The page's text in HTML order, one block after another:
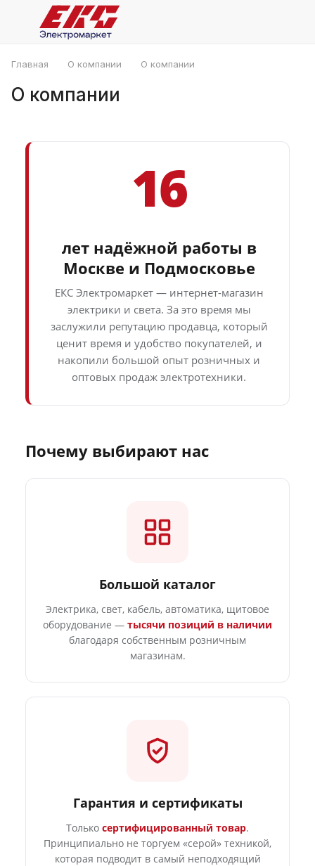
Главная О компании О компании
О компании
16
лет надёжной работы в
Москве и Подмосковье
ЕКС Электромаркет — интернет-магазин
электрики и света. За это время мы
заслужили репутацию продавца, который
ценит время и удобство покупателей, и
накопили большой опыт розничных и
оптовых продаж электротехники.
Почему выбирают нас
Большой каталог
Электрика, свет, кабель, автоматика, щитовое
оборудование — тысячи позиций в наличии
благодаря собственным розничным
магазинам.
Гарантия и сертификаты
Только сертифицированный товар.
Принципиально не торгуем «серой» техникой,
которая подводит в самый неподходящий